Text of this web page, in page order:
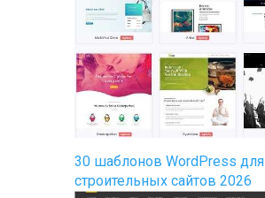
30 шаблонов WordPress для
строительных сайтов 2026